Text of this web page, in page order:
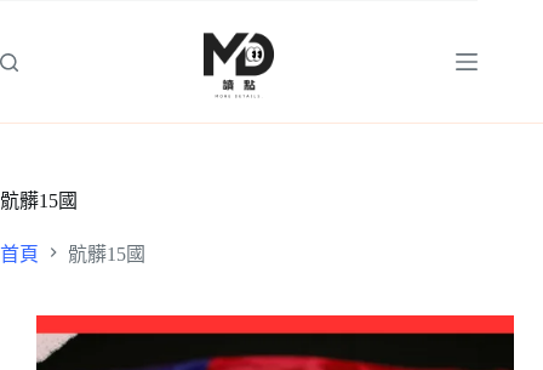
主
骯髒15國
首頁 骯髒15國